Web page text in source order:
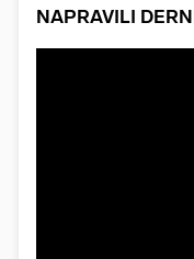
NAPRAVILI